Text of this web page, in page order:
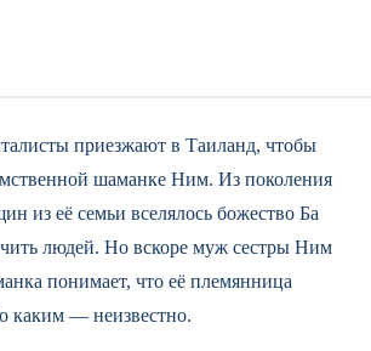
приезжают в Таиланд, чтобы
шаманке Ним. Из поколения
из её семьи вселялось божество Ба
людей. Но вскоре муж сестры Ним
понимает, что её племянница
каким — неизвестно.